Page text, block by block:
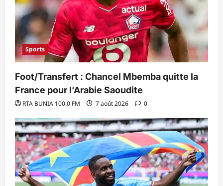
Sports
Foot/Transfert : Chancel Mbemba quitte la
France pour l’Arabie Saoudite
RTA BUNIA 100.0 FM 7 août 2026 0